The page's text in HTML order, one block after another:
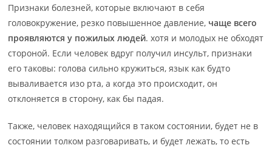
Признаки болезней, которые включают в себя
головокружение, резко повышенное давление, чаще всего
проявляются у пожилых людей. хотя и молодых не обходят
стороной. Если человек вдруг получил инсульт, признаки
его таковы: голова сильно кружиться, язык как будто
вываливается изо рта, а когда это происходит, он
отклоняется в сторону, как бы падая.
Также, человек находящийся в таком состоянии, будет не в
состоянии толком разговаривать, и будет лежать, то есть